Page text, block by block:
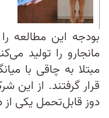
بودجه این مطالعه‌
قرار گرفتند. از این
دوز قابل‌تحمل یکی از